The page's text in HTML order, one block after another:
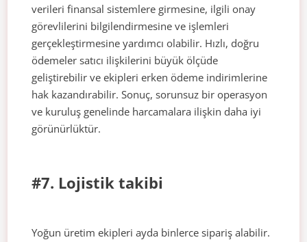
verileri finansal sistemlere girmesine, ilgili onay
görevlilerini bilgilendirmesine ve işlemleri
gerçekleştirmesine yardımcı olabilir. Hızlı, doğru
ödemeler satıcı ilişkilerini büyük ölçüde
geliştirebilir ve ekipleri erken ödeme indirimlerine
hak kazandırabilir. Sonuç, sorunsuz bir operasyon
ve kuruluş genelinde harcamalara ilişkin daha iyi
görünürlüktür.
#7. Lojistik takibi
Yoğun üretim ekipleri ayda binlerce sipariş alabilir.